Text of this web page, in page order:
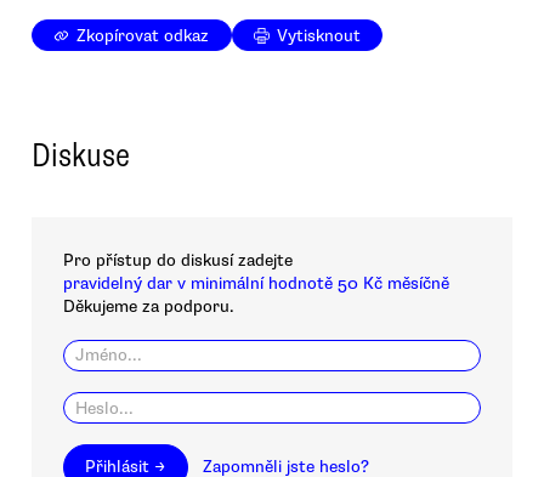
Zkopírovat odkaz Vytisknout
Diskuse
Pro přístup do diskusí zadejte
pravidelný dar v minimální hodnotě 50 Kč měsíčně
Děkujeme za podporu.
Přihlásit → Zapomněli jste heslo?